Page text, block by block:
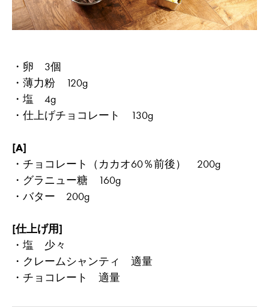
・卵 3個
・薄力粉 120g
・塩 4g
・仕上げチョコレート 130g
[A]
・チョコレート（カカオ60％前後） 200g
・グラニュー糖 160g
・バター 200g
[仕上げ用]
・塩 少々
・クレームシャンティ 適量
・チョコレート 適量